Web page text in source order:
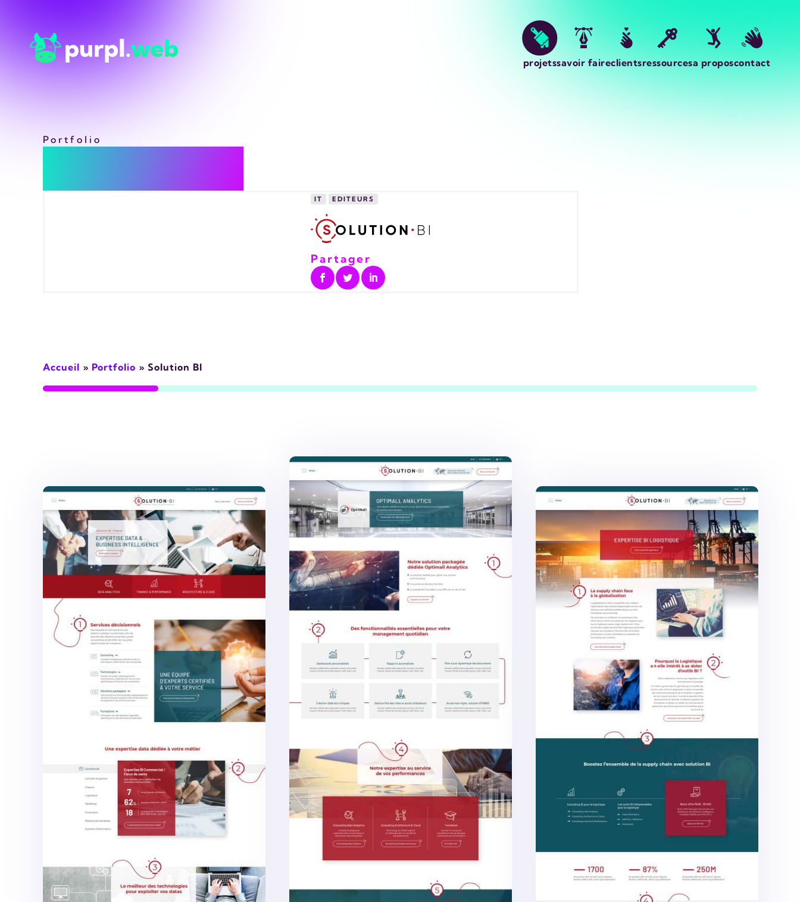
projetssavoir faireclientsressourcesa proposcontact
Portfolio
Solution BI
IT EDITEURS
Partager
Accueil » Portfolio » Solution BI